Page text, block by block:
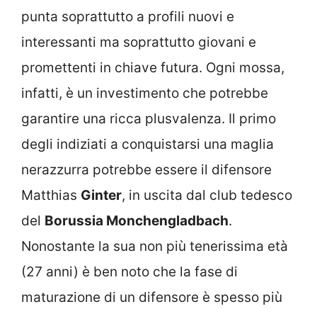
punta soprattutto a profili nuovi e
interessanti ma soprattutto giovani e
promettenti in chiave futura. Ogni mossa,
infatti, è un investimento che potrebbe
garantire una ricca plusvalenza. Il primo
degli indiziati a conquistarsi una maglia
nerazzurra potrebbe essere il difensore
Matthias Ginter, in uscita dal club tedesco
del Borussia Monchengladbach.
Nonostante la sua non più tenerissima età
(27 anni) è ben noto che la fase di
maturazione di un difensore è spesso più